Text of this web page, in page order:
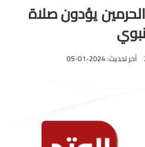
يؤدون صلاة
آخر تحديث: 2024-01-05